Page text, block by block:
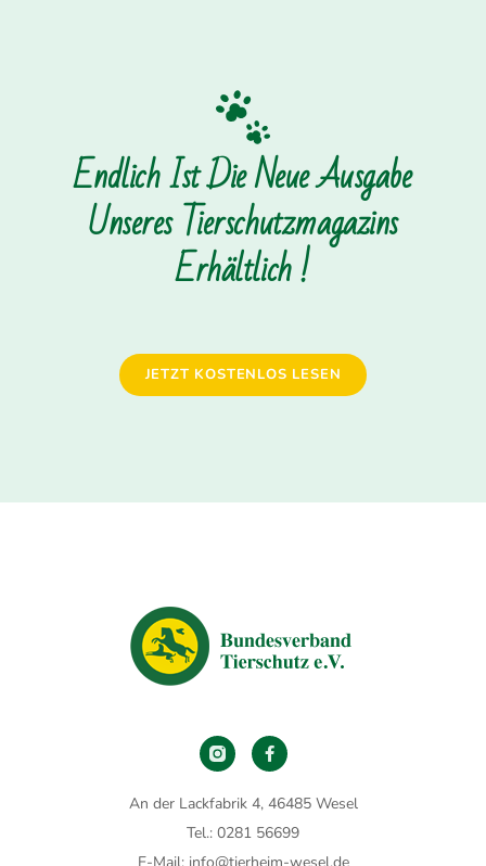
Endlich Ist Die Neue Ausgabe
Unseres Tierschutzmagazins
Erhältlich !
JETZT KOSTENLOS LESEN
An der Lackfabrik 4, 46485 Wesel
Tel.: 0281 56699